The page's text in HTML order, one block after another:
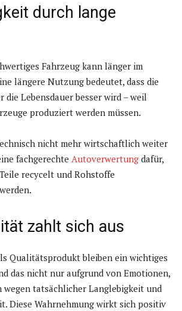
durch lange
Fahrzeug kann länger im
längere Nutzung bedeutet, dass die
die Lebensdauer besser wird – weil
produziert werden müssen.
nicht mehr wirtschaftlich weiter
fachgerechte Autoverwertung dafür,
recycelt und Rohstoffe
zahlt sich aus
Qualitätsprodukt bleiben ein wichtiges
das nicht nur aufgrund von Emotionen,
wegen tatsächlicher Langlebigkeit und
Diese Wahrnehmung wirkt sich positiv